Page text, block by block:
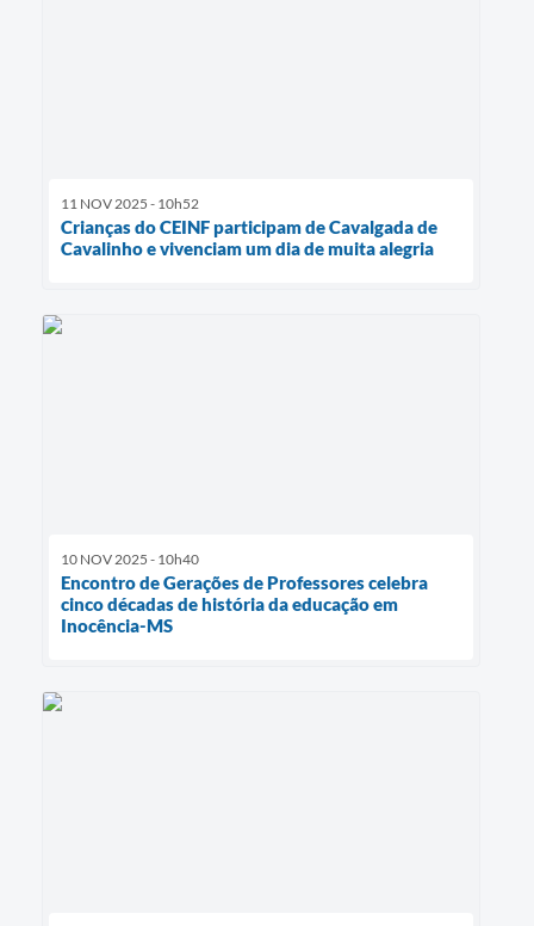
11 NOV 2025 - 10h52
Crianças do CEINF participam de Cavalgada de
Cavalinho e vivenciam um dia de muita alegria
10 NOV 2025 - 10h40
Encontro de Gerações de Professores celebra
cinco décadas de história da educação em
Inocência-MS